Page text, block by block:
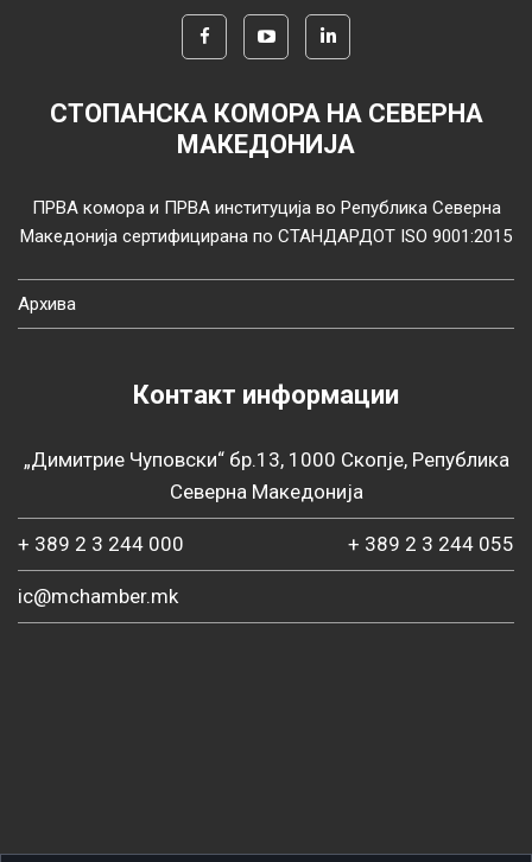
СТОПАНСКА КОМОРА НА СЕВЕРНА
МАКЕДОНИЈА
ПРВА комора и ПРВА институција во Република Северна
Македонија сертифицирана по СТАНДАРДОТ ISO 9001:2015
Архива
Контакт информации
„Димитрие Чуповски“ бр.13, 1000 Скопје, Република
Северна Македонија
+ 389 2 3 244 000 + 389 2 3 244 055
ic@mchamber.mk